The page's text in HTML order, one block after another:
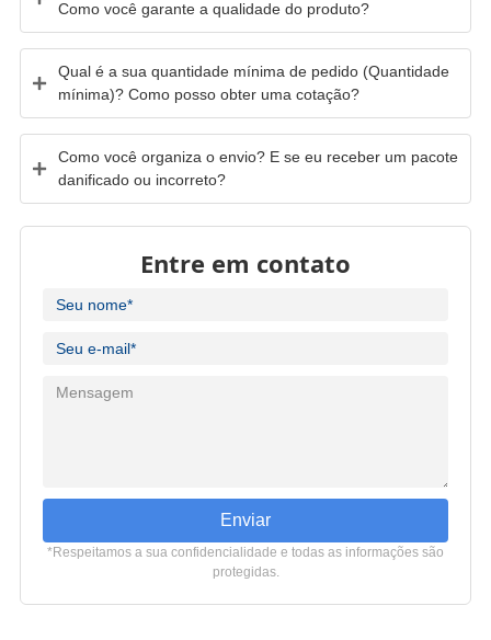
Como você garante a qualidade do produto?
Qual é a sua quantidade mínima de pedido (Quantidade
mínima)? Como posso obter uma cotação?
Como você organiza o envio? E se eu receber um pacote
danificado ou incorreto?
Entre em contato
Enviar
*Respeitamos a sua confidencialidade e todas as informações são
protegidas.